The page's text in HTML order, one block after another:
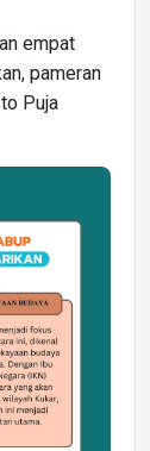
empat
pameran
Puja